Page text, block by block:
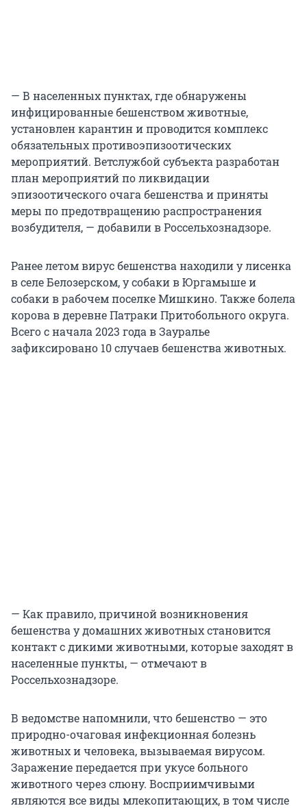
— В населенных пунктах, где обнаружены
инфицированные бешенством животные,
установлен карантин и проводится комплекс
обязательных противоэпизоотических
мероприятий. Ветслужбой субъекта разработан
план мероприятий по ликвидации
эпизоотического очага бешенства и приняты
меры по предотвращению распространения
возбудителя, — добавили в Россельхознадзоре.
Ранее летом вирус бешенства находили у лисенка
в селе Белозерском, у собаки в Юргамыше и
собаки в рабочем поселке Мишкино. Также болела
корова в деревне Патраки Притобольного округа.
Всего с начала 2023 года в Зауралье
зафиксировано 10 случаев бешенства животных.
— Как правило, причиной возникновения
бешенства у домашних животных становится
контакт с дикими животными, которые заходят в
населенные пункты, — отмечают в
Россельхознадзоре.
В ведомстве напомнили, что бешенство — это
природно-очаговая инфекционная болезнь
животных и человека, вызываемая вирусом.
Заражение передается при укусе больного
животного через слюну. Восприимчивыми
являются все виды млекопитающих, в том числе